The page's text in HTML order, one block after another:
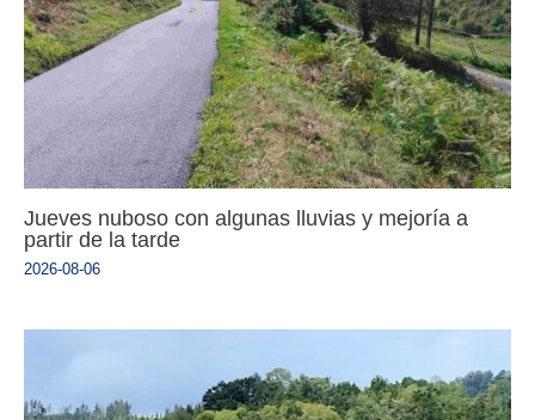
Jueves nuboso con algunas lluvias y mejoría a
partir de la tarde
2026-08-06